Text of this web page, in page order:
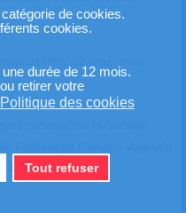
de cookies.
cookies.
durée de 12 mois.
retirer votre
Politique des cookies
Tout refuser
national de la Société
à Paris